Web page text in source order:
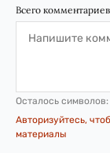
Всего
Осталось символов:
Авторизуйтесь,
материалы